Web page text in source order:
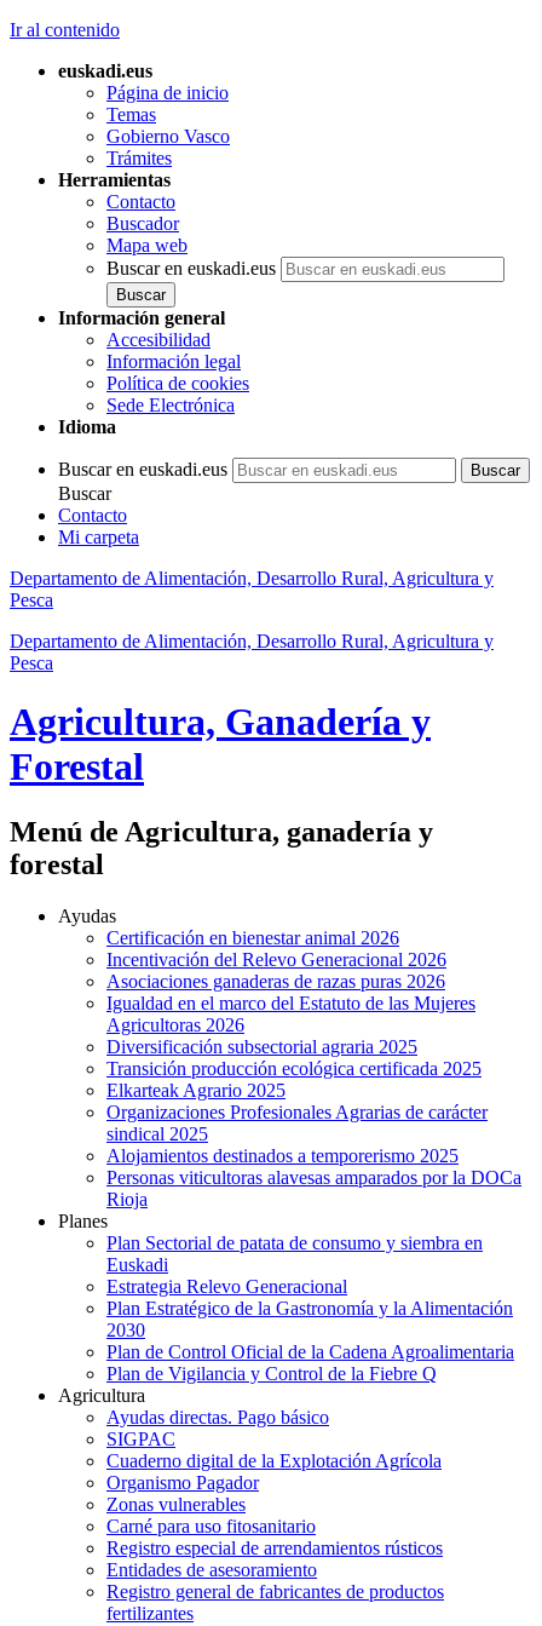
Ir al contenido
euskadi.eus
Página de inicio
Temas
Gobierno Vasco
Trámites
Herramientas
Contacto
Buscador
Mapa web
Buscar en euskadi.eus
Información general
Accesibilidad
Información legal
Política de cookies
Sede Electrónica
Idioma
Buscar en euskadi.eus
Buscar
Contacto
Mi carpeta
Departamento de Alimentación, Desarrollo Rural, Agricultura y
Pesca
Departamento de Alimentación, Desarrollo Rural, Agricultura y
Pesca
Agricultura, Ganadería y
Forestal
Menú de Agricultura, ganadería y
forestal
Ayudas
Certificación en bienestar animal 2026
Incentivación del Relevo Generacional 2026
Asociaciones ganaderas de razas puras 2026
Igualdad en el marco del Estatuto de las Mujeres
Agricultoras 2026
Diversificación subsectorial agraria 2025
Transición producción ecológica certificada 2025
Elkarteak Agrario 2025
Organizaciones Profesionales Agrarias de carácter
sindical 2025
Alojamientos destinados a temporerismo 2025
Personas viticultoras alavesas amparados por la DOCa
Rioja
Planes
Plan Sectorial de patata de consumo y siembra en
Euskadi
Estrategia Relevo Generacional
Plan Estratégico de la Gastronomía y la Alimentación
2030
Plan de Control Oficial de la Cadena Agroalimentaria
Plan de Vigilancia y Control de la Fiebre Q
Agricultura
Ayudas directas. Pago básico
SIGPAC
Cuaderno digital de la Explotación Agrícola
Organismo Pagador
Zonas vulnerables
Carné para uso fitosanitario
Registro especial de arrendamientos rústicos
Entidades de asesoramiento
Registro general de fabricantes de productos
fertilizantes